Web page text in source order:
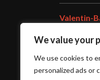
We value your
We use cookies to
personalized ads or
Valentin-
63785